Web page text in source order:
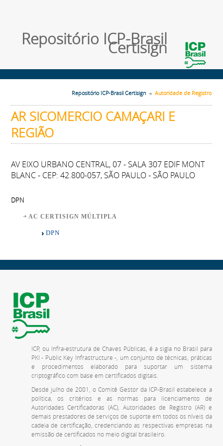
Repositório ICP-Brasil
Certisign
Repositório ICP-Brasil Certisign Autoridade de Registro
AR SICOMERCIO CAMAÇARI E
REGIÃO
AV EIXO URBANO CENTRAL, 07 - SALA 307 EDIF MONT
BLANC - CEP: 42.800-057, SÃO PAULO - SÃO PAULO
DPN
AC CERTISIGN MÚLTIPLA
DPN
ICP, ou Infra-estrutura de Chaves Públicas, é a sigla no Brasil para
PKI - Public Key Infrastructure -, um conjunto de técnicas, práticas
e procedimentos elaborado para suportar um sistema
criptográfico com base em certificados digitais.
Desde julho de 2001, o Comitê Gestor da ICP-Brasil estabelece a
política, os critérios e as normas para licenciamento de
Autoridades Certificadoras (AC), Autoridades de Registro (AR) e
demais prestadores de serviços de suporte em todos os níveis da
cadeia de certificação, credenciando as respectivas empresas na
emissão de certificados no meio digital brasileiro.